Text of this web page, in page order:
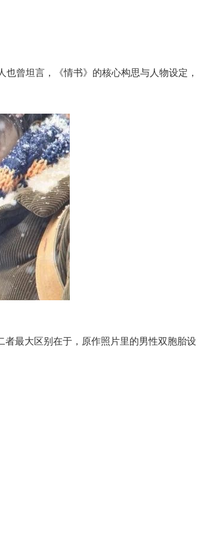
曾坦言，《情书》的核心构思与人物设定，
最大区别在于，原作照片里的男性双胞胎设